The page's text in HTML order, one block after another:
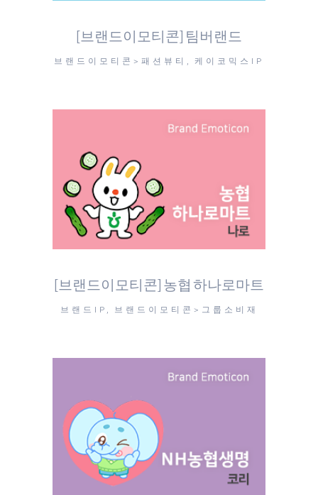
[브랜드이모티콘] 팀버랜드
브랜드이모티콘>패션뷰티, 케이코믹스IP
[브랜드이모티콘] 농협 하나로마트
브랜드IP, 브랜드이모티콘>그룹소비재